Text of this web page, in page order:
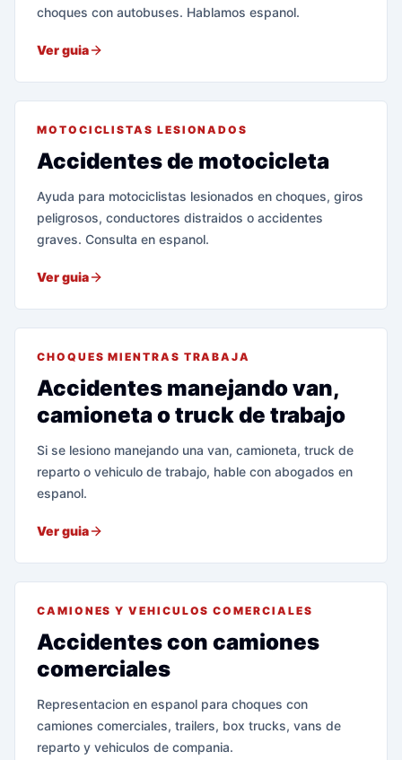
choques con autobuses. Hablamos espanol.
Ver guia
MOTOCICLISTAS LESIONADOS
Accidentes de motocicleta
Ayuda para motociclistas lesionados en choques, giros
peligrosos, conductores distraidos o accidentes
graves. Consulta en espanol.
Ver guia
CHOQUES MIENTRAS TRABAJA
Accidentes manejando van,
camioneta o truck de trabajo
Si se lesiono manejando una van, camioneta, truck de
reparto o vehiculo de trabajo, hable con abogados en
espanol.
Ver guia
CAMIONES Y VEHICULOS COMERCIALES
Accidentes con camiones
comerciales
Representacion en espanol para choques con
camiones comerciales, trailers, box trucks, vans de
reparto y vehiculos de compania.